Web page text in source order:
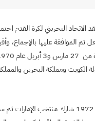
19 يونيو 1969 عقد الاتحاد البحريني لكرة
تم الموافقة عليها
الكويت ومملكة البحرين
وفي النسخة الثانية عام 1972 شارك منتخب